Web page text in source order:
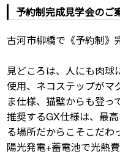
予約制完成見学会のご
古河市柳橋で《予約制》
見どころは、人にも肉球
使用、ネコステップがマ
ま仕様、猫壁からも登っ
推奨するGX仕様は、最
る場所だからこそこだ
陽光発電+蓄電池で光熱